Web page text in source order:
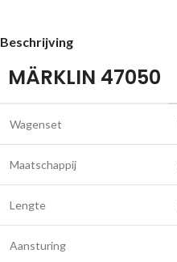
Beschrijving
MÄRKLIN 47050
Wagenset
Maatschappij
Lengte
Aansturing